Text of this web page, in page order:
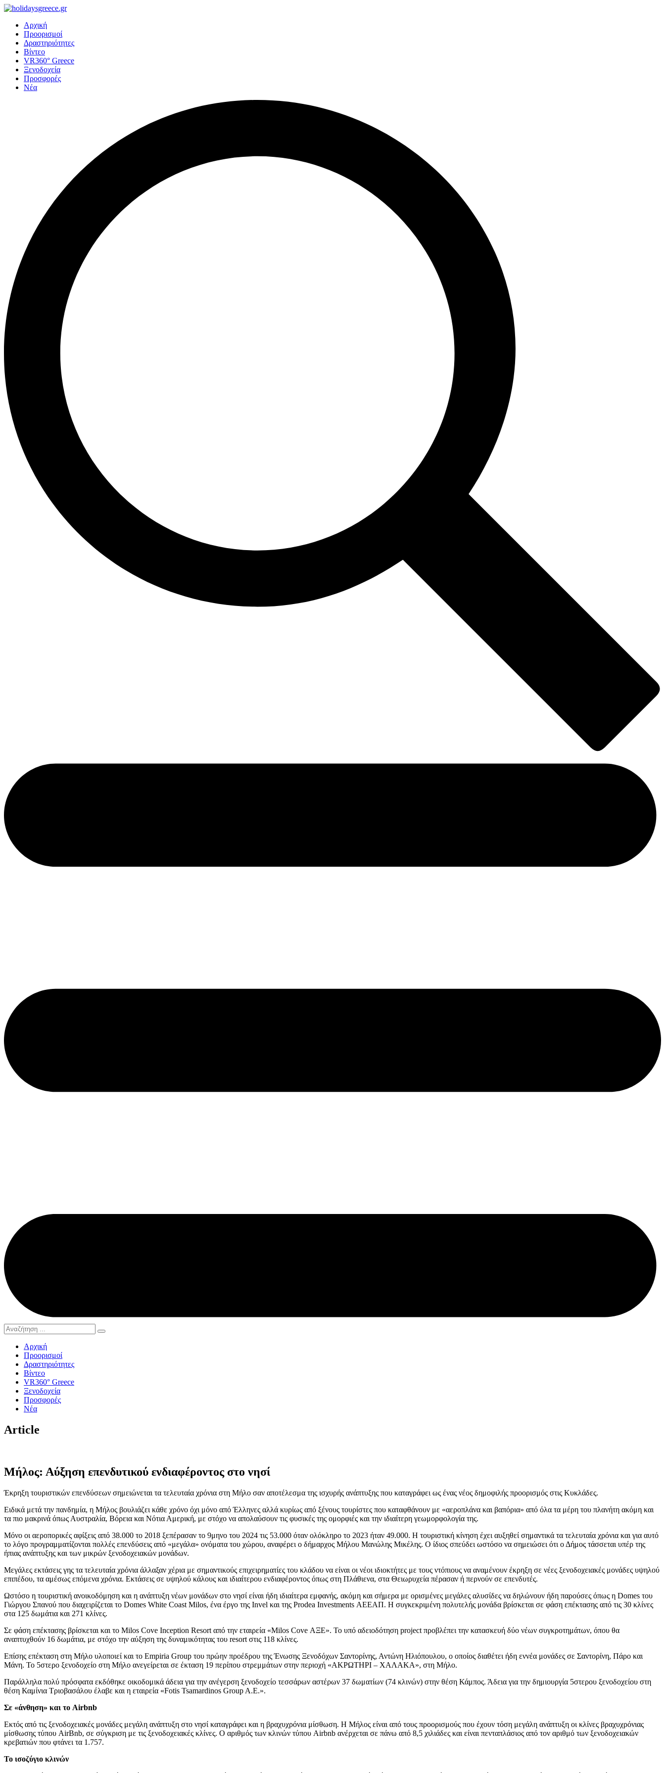
Αρχική
Προορισμοί
Δραστηριότητες
Βίντεο
VR360° Greece
Ξενοδοχεία
Προσφορές
Νέα
Αρχική
Προορισμοί
Δραστηριότητες
Βίντεο
VR360° Greece
Ξενοδοχεία
Προσφορές
Νέα
Article
Μήλος: Αύξηση επενδυτικού ενδιαφέροντος στο νησί
Έκρηξη τουριστικών επενδύσεων σημειώνεται τα τελευταία χρόνια στη Μήλο σαν αποτέλεσμα της ισχυρής ανάπτυξης που καταγράφει ως ένας νέος δημοφιλής προορισμός στις Κυκλάδες.
Ειδικά μετά την πανδημία, η Μήλος βουλιάζει κάθε χρόνο όχι μόνο από Έλληνες αλλά κυρίως από ξένους τουρίστες που καταφθάνουν με «αεροπλάνα και βαπόρια» από όλα τα μέρη του πλανήτη ακόμη και
τα πιο μακρινά όπως Αυστραλία, Βόρεια και Νότια Αμερική, με στόχο να απολαύσουν τις φυσικές της ομορφιές και την ιδιαίτερη γεωμορφολογία της.
Μόνο οι αεροπορικές αφίξεις από 38.000 το 2018 ξεπέρασαν το 9μηνο του 2024 τις 53.000 όταν ολόκληρο το 2023 ήταν 49.000. Η τουριστική κίνηση έχει αυξηθεί σημαντικά τα τελευταία χρόνια και για αυτό
το λόγο προγραμματίζονται πολλές επενδύσεις από «μεγάλα» ονόματα του χώρου, αναφέρει ο δήμαρχος Μήλου Μανώλης Μικέλης. Ο ίδιος σπεύδει ωστόσο να σημειώσει ότι ο Δήμος τάσσεται υπέρ της
ήπιας ανάπτυξης και των μικρών ξενοδοχειακών μονάδων.
Μεγάλες εκτάσεις γης τα τελευταία χρόνια άλλαξαν χέρια με σημαντικούς επιχειρηματίες του κλάδου να είναι οι νέοι ιδιοκτήτες με τους ντόπιους να αναμένουν έκρηξη σε νέες ξενοδοχειακές μονάδες υψηλού
επιπέδου, τα αμέσως επόμενα χρόνια. Εκτάσεις σε υψηλού κάλους και ιδιαίτερου ενδιαφέροντος όπως στη Πλάθιενα, στα Θειωρυχεία πέρασαν ή περνούν σε επενδυτές.
Ωστόσο η τουριστική ανοικοδόμηση και η ανάπτυξη νέων μονάδων στο νησί είναι ήδη ιδιαίτερα εμφανής, ακόμη και σήμερα με ορισμένες μεγάλες αλυσίδες να δηλώνουν ήδη παρούσες όπως η Domes του
Γιώργου Σπανού που διαχειρίζεται το Domes White Coast Milos, ένα έργο της Invel και της Prodea Investments ΑΕΕΑΠ. Η συγκεκριμένη πολυτελής μονάδα βρίσκεται σε φάση επέκτασης από τις 30 κλίνες
στα 125 δωμάτια και 271 κλίνες.
Σε φάση επέκτασης βρίσκεται και το Milos Cove Inception Resort από την εταιρεία «Milos Cove ΑΞΕ». Το υπό αδειοδότηση project προβλέπει την κατασκευή δύο νέων συγκροτημάτων, όπου θα
αναπτυχθούν 16 δωμάτια, με στόχο την αύξηση της δυναμικότητας του resort στις 118 κλίνες.
Επίσης επέκταση στη Μήλο υλοποιεί και το Empiria Group του πρώην προέδρου της Ένωσης Ξενοδόχων Σαντορίνης, Αντώνη Ηλιόπουλου, ο οποίος διαθέτει ήδη εννέα μονάδες σε Σαντορίνη, Πάρο και
Μάνη. Το 5στερο ξενοδοχείο στη Μήλο ανεγείρεται σε έκταση 19 περίπου στρεμμάτων στην περιοχή «ΑΚΡΩΤΗΡΙ – ΧΑΛΑΚΑ», στη Μήλο.
Παράλληλα πολύ πρόσφατα εκδόθηκε οικοδομικά άδεια για την ανέγερση ξενοδοχείο τεσσάρων αστέρων 37 δωματίων (74 κλινών) στην θέση Κάμπος. Άδεια για την δημιουργία 5στερου ξενοδοχείου στη
θέση Καμίνια Τριοβασάλου έλαβε και η εταιρεία «Fotis Tsamardinos Group A.E.».
Σε «άνθηση» και το Airbnb
Εκτός από τις ξενοδοχειακές μονάδες μεγάλη ανάπτυξη στο νησί καταγράφει και η βραχυχρόνια μίσθωση. Η Μήλος είναι από τους προορισμούς που έχουν τόση μεγάλη ανάπτυξη οι κλίνες βραχυχρόνιας
μίσθωσης τύπου AirBnb, σε σύγκριση με τις ξενοδοχειακές κλίνες. Ο αριθμός των κλινών τύπου Airbnb ανέρχεται σε πάνω από 8,5 χιλιάδες και είναι πενταπλάσιος από τον αριθμό των ξενοδοχειακών
κρεβατιών που φτάνει τα 1.757.
Το ισοζύγιο κλινών